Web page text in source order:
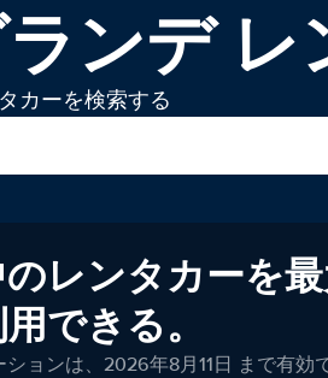
ンデ レ
カーを検索する
レンタカーを最
できる。
ョンは、2026年8月11日 まで有効